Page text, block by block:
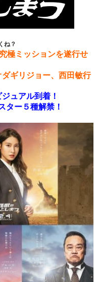
ね？
極ミッションを遂行せ
ギリジョー、西田敏行
ュアル到着！
ター５種解禁！